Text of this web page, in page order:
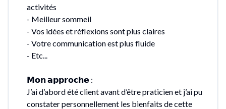
activités
- Meilleur sommeil
- Vos idées et réflexions sont plus claires
- Votre communication est plus fluide
- Etc...
𝗠𝗼𝗻 𝗮𝗽𝗽𝗿𝗼𝗰𝗵𝗲 :
J’ai d’abord été client avant d’être praticien et j’ai pu
constater personnellement les bienfaits de cette